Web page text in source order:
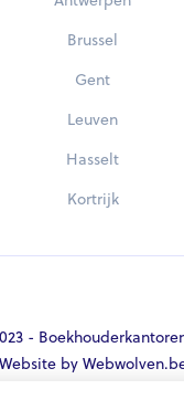
Brussel
Gent
Leuven
Hasselt
Kortrijk
-
Website by